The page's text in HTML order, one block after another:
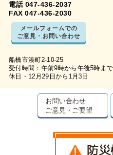
電話 047-436-2037
FAX 047-436-2030
メールフォームでの
ご意見・お問い合わせ
船橋市湊町2-10-25
受付時間：午前9時から午後5時ま
休日・12月29日から1月3日
お問い合わせ
ご意見・ご要望